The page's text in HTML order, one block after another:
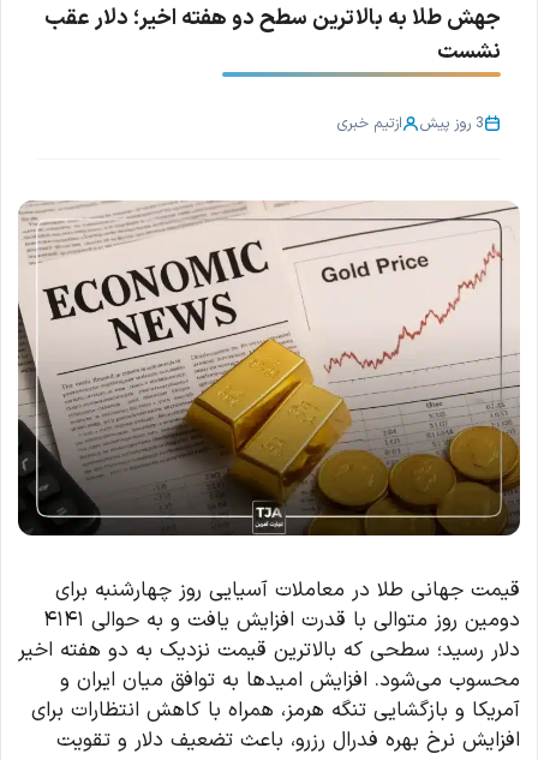
جهش طلا به بالاترین سطح دو هفته اخیر؛ دلار عقب
نشست
3 روز پیش ازتیم خبری
قیمت جهانی طلا در معاملات آسیایی روز چهارشنبه برای
دومین روز متوالی با قدرت افزایش یافت و به حوالی ۴۱۴۱
دلار رسید؛ سطحی که بالاترین قیمت نزدیک به دو هفته اخیر
محسوب می‌شود. افزایش امیدها به توافق میان ایران و
آمریکا و بازگشایی تنگه هرمز، همراه با کاهش انتظارات برای
افزایش نرخ بهره فدرال رزرو، باعث تضعیف دلار و تقویت